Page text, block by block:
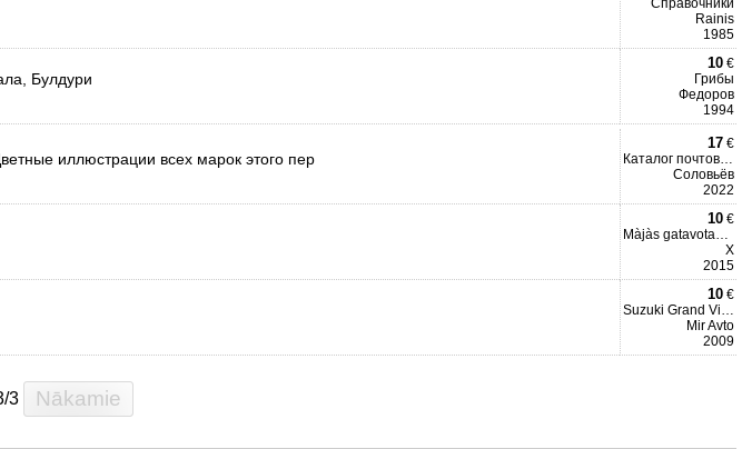
Справочники
Rainis
1985
Булдури
10 €
Грибы
Федоров
1994
иллюстрации всех марок этого пер
17 €
Каталог почтовых марок
Соловьёв
2022
10 €
Màjàs gatavotas dabas vel
X
2015
10 €
Suzuki Grand Vitara.
Mir Avto
2009
3 Nākamie